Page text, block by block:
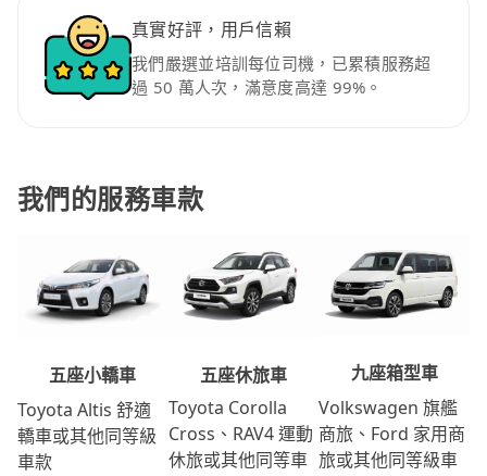
真實好評，用戶信賴
我們嚴選並培訓每位司機，已累積服務超
過 50 萬人次，滿意度高達 99%。
我們的服務車款
五座小轎車
Toyota Altis 舒適
轎車或其他同等級
車款
五座休旅車
Toyota Corolla
Cross、RAV4 運動
休旅或其他同等車
九座箱型車
Volkswagen 旗艦
商旅、Ford 家用商
旅或其他同等級車